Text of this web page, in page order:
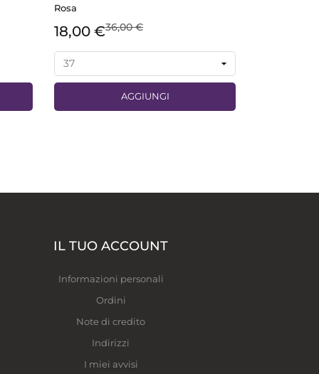
Rosa
18,00 €36,00 €
AGGIUNGI
IL TUO ACCOUNT
Informazioni personali
Ordini
Note di credito
Indirizzi
I miei avvisi